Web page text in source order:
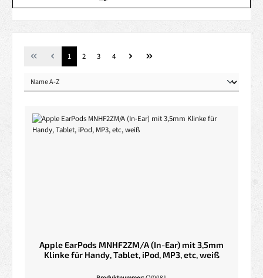
Seite
1 Seite
2 Seite
3 Seite
4
Apple EarPods MNHF2ZM/A (In-Ear) mit 3,5mm
Klinke für Handy, Tablet, iPod, MP3, etc, weiß